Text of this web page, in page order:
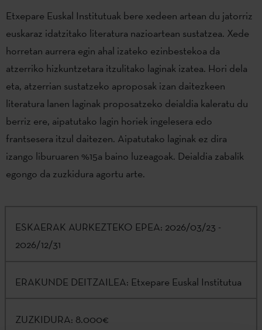
Etxepare Euskal Institutuak bere xedeen artean du jatorriz
euskaraz idatzitako literatura nazioartean sustatzea. Xede
horretan aurrera egin ahal izateko ezinbestekoa da
atzerriko hizkuntzetara itzulitako laginak izatea. Hori dela
eta, atzerrian sustatzeko aproposak izan daitezkeen
literatura lanen laginak proposatzeko deialdia kaleratu du
berriz ere, aipatutako lagin horiek ingelesera edo
frantsesera itzul daitezen. Aipatutako laginak ez dira
izango liburuaren %15a baino luzeagoak. Deialdia zabalik
egongo da zuzkidura agortu arte.
ESKAERAK AURKEZTEKO EPEA: 2026/03/23 -
2026/12/31
ERAKUNDE DEITZAILEA: Etxepare Euskal Institutua
ZUZKIDURA: 8.000€